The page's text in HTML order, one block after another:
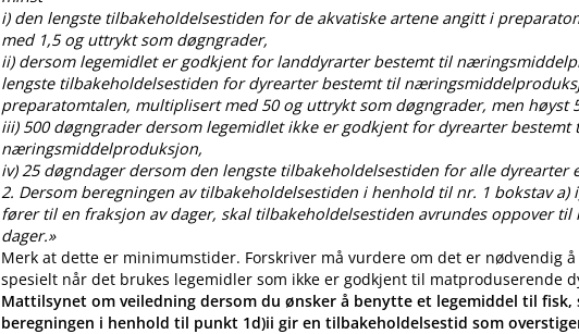
i) den lengste tilbakeholdelsestiden for de akvatiske artene angitt i
med 1,5 og uttrykt som døgngrader,
ii) dersom legemidlet er godkjent for landdyrarter bestemt til
lengste tilbakeholdelsestiden for dyrearter bestemt til
preparatomtalen, multiplisert med 50 og uttrykt som døgngrader, men høyst
iii) 500 døgngrader dersom legemidlet ikke er godkjent for dyrearter bestemt
næringsmiddelproduksjon,
iv) 25 døgndager dersom den lengste tilbakeholdelsestiden for alle dyrearter
2. Dersom beregningen av tilbakeholdelsestiden i henhold til nr. 1 bokstav a)
fører til en fraksjon av dager, skal tilbakeholdelsestiden avrundes oppover
dager.»
Merk at dette er minimumstider. Forskriver må vurdere om det er nødvendig
spesielt når det brukes legemidler som ikke er godkjent til matproduserende
Mattilsynet om veiledning dersom du ønsker å benytte et legemiddel til fisk,
beregningen i henhold til punkt 1d)ii gir en tilbakeholdelsestid som